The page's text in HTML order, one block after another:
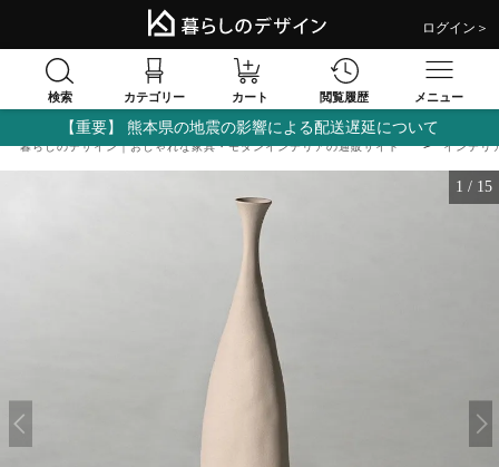
ログイン＞
検索 カテゴリー カート 閲覧履歴 メニュー
【重要】 熊本県の地震の影響による配送遅延について
暮らしのデザイン｜おしゃれな家具・モダンインテリアの通販サイト インテリ
1 / 15